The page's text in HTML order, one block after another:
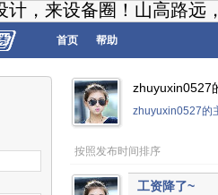
计，来设备圈！山高路远
首页 帮助
zhuyuxin0527
zhuyuxin0527的
按照发布时间排序
工资降了~